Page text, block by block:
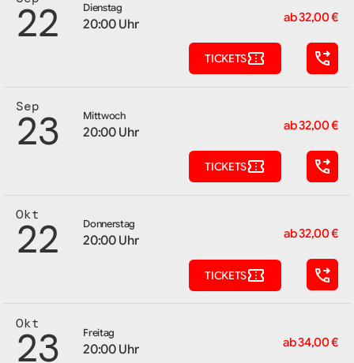
22 Dienstag
20:00 Uhr ab 32,00 €
TICKETS
Sep
23 Mittwoch
20:00 Uhr ab 32,00 €
TICKETS
Okt
22 Donnerstag
20:00 Uhr ab 32,00 €
TICKETS
Okt
23 Freitag
20:00 Uhr ab 34,00 €